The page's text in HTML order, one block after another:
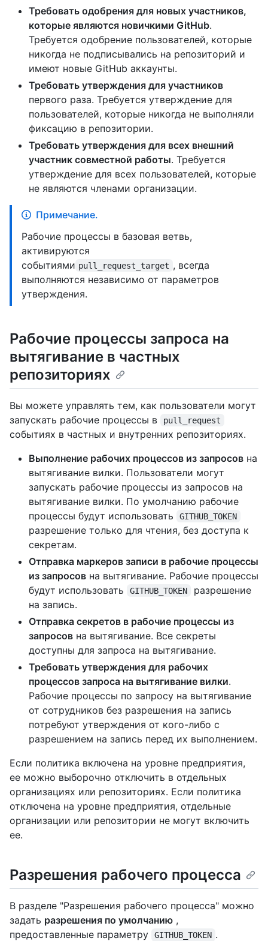
Требовать одобрения для новых участников,
которые являются новичкими GitHub.
Требуется одобрение пользователей, которые
никогда не подписывались на репозиторий и
имеют новые GitHub аккаунты.
Требовать утверждения для участников
первого раза. Требуется утверждение для
пользователей, которые никогда не выполняли
фиксацию в репозитории.
Требовать утверждения для всех внешний
участник совместной работы. Требуется
утверждение для всех пользователей, которые
не являются членами организации.
Примечание.
Рабочие процессы в базовая ветвь,
активируются
событиями pull_request_target , всегда
выполняются независимо от параметров
утверждения.
Рабочие процессы запроса на
вытягивание в частных
репозиториях
Вы можете управлять тем, как пользователи могут
запускать рабочие процессы в
pull_request
событиях в частных и внутренних репозиториях.
Выполнение рабочих процессов из запросов на
вытягивание вилки. Пользователи могут
запускать рабочие процессы из запросов на
вытягивание вилки. По умолчанию рабочие
процессы будут использовать
GITHUB_TOKEN
разрешение только для чтения, без доступа к
секретам.
Отправка маркеров записи в рабочие процессы
из запросов на вытягивание. Рабочие процессы
будут использовать
GITHUB_TOKEN
разрешение
на запись.
Отправка секретов в рабочие процессы из
запросов на вытягивание. Все секреты
доступны для запроса на вытягивание.
Требовать утверждения для рабочих
процессов запроса на вытягивание вилки.
Рабочие процессы по запросу на вытягивание
от сотрудников без разрешения на запись
потребуют утверждения от кого-либо с
разрешением на запись перед их выполнением.
Если политика включена на уровне предприятия,
ее можно выборочно отключить в отдельных
организациях или репозиториях. Если политика
отключена на уровне предприятия, отдельные
организации или репозитории не могут включить
ее.
Разрешения рабочего процесса
В разделе "Разрешения рабочего процесса" можно
задать разрешения по умолчанию ,
предоставленные параметру
GITHUB_TOKEN .